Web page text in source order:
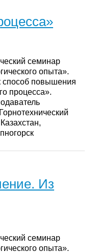
семинар
опыта».
способ повышения
процесса».
Из
семинар
опыта».